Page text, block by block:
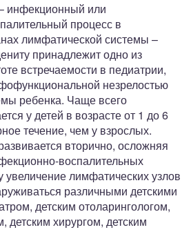
инфекционный или
процесс в
лимфатической системы –
принадлежит одно из
встречаемости в педиатрии,
незрелостью
ребенка. Чаще всего
у детей в возрасте от 1 до 6
течение, чем у взрослых.
вторично, осложняя
воспалительных
увеличение лимфатических узлов
различными детскими
детским отоларингологом,
детским хирургом, детским